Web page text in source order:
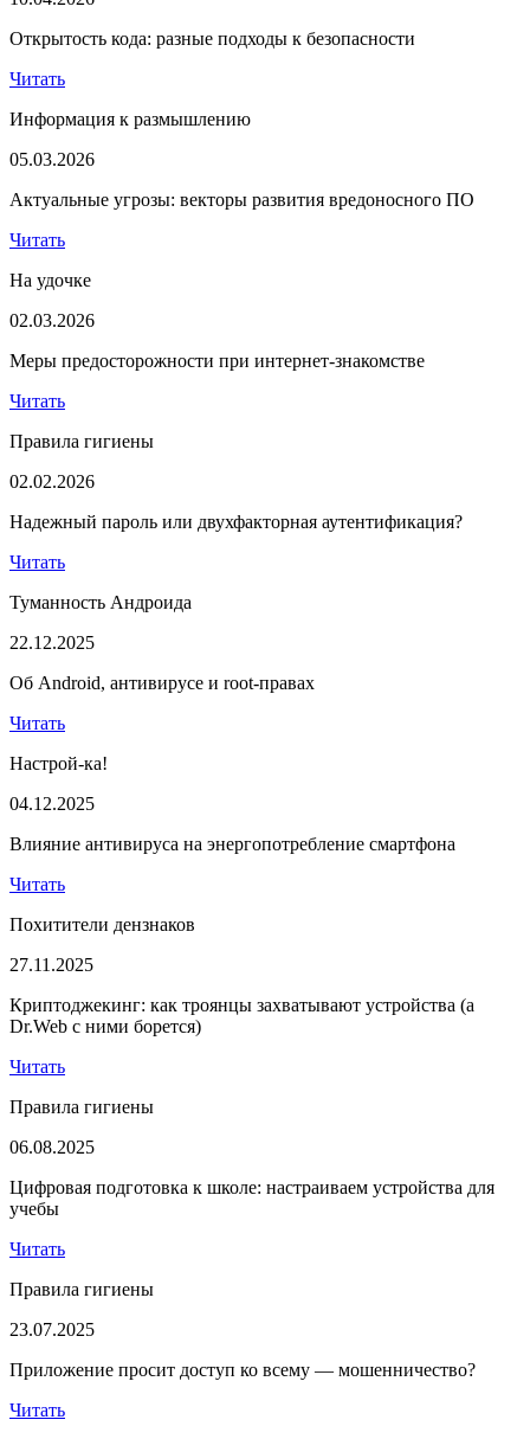
Открытость кода: разные подходы к безопасности
Читать
Информация к размышлению
05.03.2026
Актуальные угрозы: векторы развития вредоносного ПО
Читать
На удочке
02.03.2026
Меры предосторожности при интернет-знакомстве
Читать
Правила гигиены
02.02.2026
Надежный пароль или двухфакторная аутентификация?
Читать
Туманность Андроида
22.12.2025
Об Android, антивирусе и root-правах
Читать
Настрой-ка!
04.12.2025
Влияние антивируса на энергопотребление смартфона
Читать
Похитители дензнаков
27.11.2025
Криптоджекинг: как троянцы захватывают устройства (а
Dr.Web с ними борется)
Читать
Правила гигиены
06.08.2025
Цифровая подготовка к школе: настраиваем устройства для
учебы
Читать
Правила гигиены
23.07.2025
Приложение просит доступ ко всему — мошенничество?
Читать